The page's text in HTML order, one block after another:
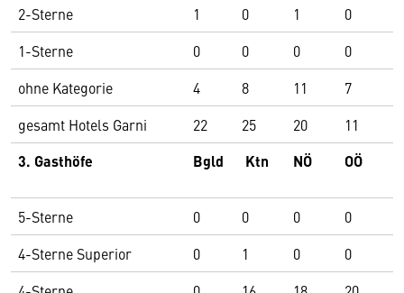
2-Sterne
1 0 1 0
1-Sterne
0 0 0 0
ohne Kategorie
4 8 11 7
gesamt Hotels Garni
22 25 20 11
3. Gasthöfe Bgld Ktn NÖ OÖ
5-Sterne 0 0 0 0
4-Sterne Superior
0 1 0 0